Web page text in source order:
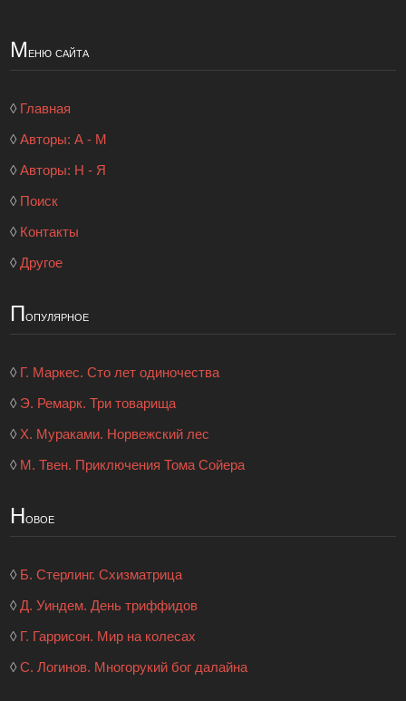
Меню сайта
◊ Главная
◊Авторы: А - М
◊Авторы: Н - Я
◊ Поиск
◊ Контакты
◊Другое
Популярное
◊ Г. Маркес. Сто лет одиночества
◊ Э. Ремарк. Три товарища
◊ Х. Мураками. Норвежский лес
◊ М. Твен. Приключения Тома Сойера
Новое
◊ Б. Стерлинг. Схизматрица
◊Д. Уиндем. День триффидов
◊ Г. Гаррисон. Мир на колесах
◊С. Логинов. Многорукий бог далайна